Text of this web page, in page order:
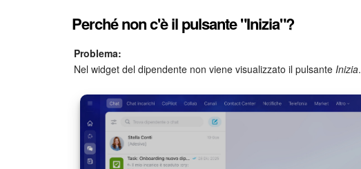
Perché non c'è il pulsante "Inizia"?
Problema:
Nel widget del dipendente non viene visualizzato il pulsante Inizia.